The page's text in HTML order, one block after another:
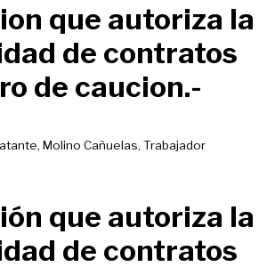
que autoriza la
de contratos
de caucion.-
, Molino Cañuelas, Trabajador
que autoriza la
de contratos